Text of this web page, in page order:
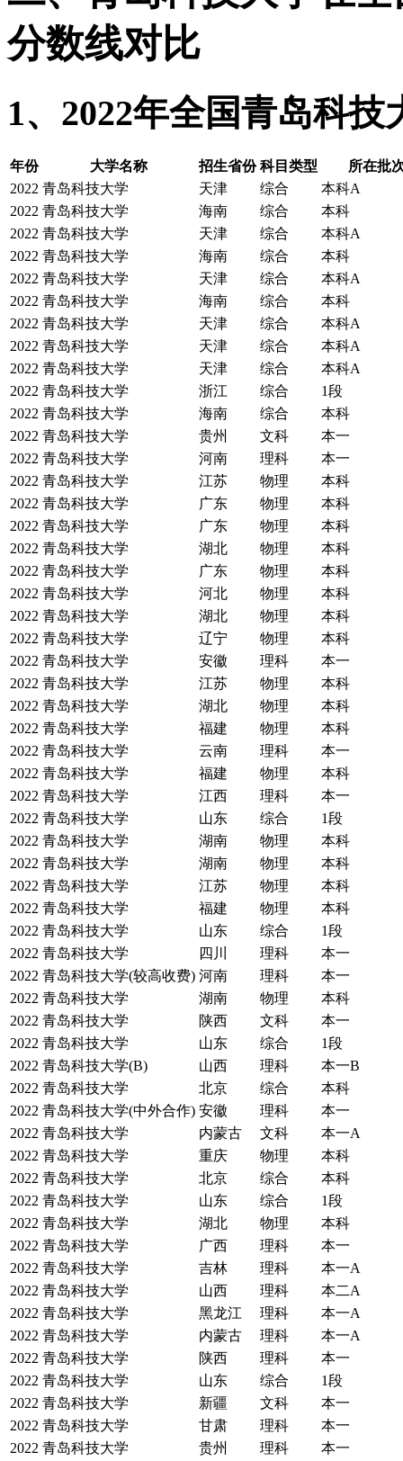
分数线对比
1、2022年全国青岛科
年份 大学名称 招生省份 科目类型
所在批
2022 青岛科技大学 天津 综合
本科A
2022 青岛科技大学 海南 综合
本科
2022 青岛科技大学 天津 综合
本科A
2022 青岛科技大学 海南 综合
本科
2022 青岛科技大学 天津 综合
本科A
2022 青岛科技大学 海南 综合
本科
2022 青岛科技大学 天津 综合
本科A
2022 青岛科技大学 天津 综合
本科A
2022 青岛科技大学 天津 综合
本科A
2022 青岛科技大学 浙江 综合
1段
2022 青岛科技大学 海南 综合
本科
2022 青岛科技大学 贵州 文科
本一
2022 青岛科技大学 河南 理科
本一
2022 青岛科技大学 江苏 物理
本科
2022 青岛科技大学 广东 物理
本科
2022 青岛科技大学 广东 物理
本科
2022 青岛科技大学 湖北 物理
本科
2022 青岛科技大学 广东 物理
本科
2022 青岛科技大学 河北 物理
本科
2022 青岛科技大学 湖北 物理
本科
2022 青岛科技大学 辽宁 物理
本科
2022 青岛科技大学 安徽 理科
本一
2022 青岛科技大学 江苏 物理
本科
2022 青岛科技大学 湖北 物理
本科
2022 青岛科技大学 福建 物理
本科
2022 青岛科技大学 云南 理科
本一
2022 青岛科技大学 福建 物理
本科
2022 青岛科技大学 江西 理科
本一
2022 青岛科技大学 山东 综合
1段
2022 青岛科技大学 湖南 物理
本科
2022 青岛科技大学 湖南 物理
本科
2022 青岛科技大学 江苏 物理
本科
2022 青岛科技大学 福建 物理
本科
2022 青岛科技大学 山东 综合
1段
2022 青岛科技大学 四川 理科
本一
2022 青岛科技大学(较高收费) 河南 理科
本一
2022 青岛科技大学 湖南 物理
本科
2022 青岛科技大学 陕西 文科
本一
2022 青岛科技大学 山东 综合
1段
2022 青岛科技大学(B) 山西 理科
本一B
2022 青岛科技大学 北京 综合
本科
2022 青岛科技大学(中外合作) 安徽 理科
本一
2022 青岛科技大学 内蒙古 文科
本一A
2022 青岛科技大学 重庆 物理
本科
2022 青岛科技大学 北京 综合
本科
2022 青岛科技大学 山东 综合
1段
2022 青岛科技大学 湖北 物理
本科
2022 青岛科技大学 广西 理科
本一
2022 青岛科技大学 吉林 理科
本一A
2022 青岛科技大学 山西 理科
本二A
2022 青岛科技大学 黑龙江 理科
本一A
2022 青岛科技大学 内蒙古 理科
本一A
2022 青岛科技大学 陕西 理科
本一
2022 青岛科技大学 山东 综合
1段
2022 青岛科技大学 新疆 文科
本一
2022 青岛科技大学 甘肃 理科
本一
2022 青岛科技大学 贵州 理科
本一